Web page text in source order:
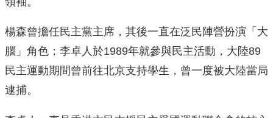
楊森曾擔任民主黨主席，其後一直在泛民陣營扮演「大
腦」角色；李卓人於1989年就參與民主活動，大陸89
民主運動期間曾前往北京支持學生，曾一度被大陸當局
逮捕。